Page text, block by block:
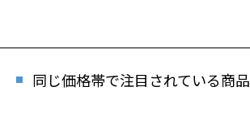
同じ価格帯で注目されている商品